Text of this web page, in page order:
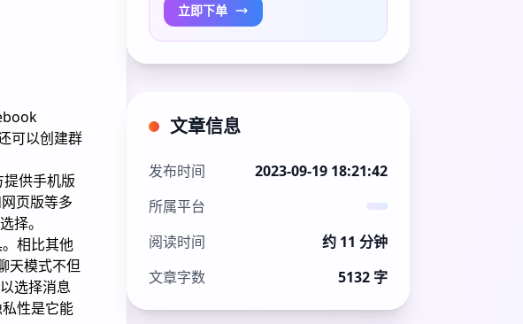
可以创建群
供手机版
页版等多
择。
相比其他
天模式不但
选择消息
性是它能
立即下单
文章信息
发布时间
2023-09-19 18:21:42
所属平台
阅读时间
约 11 分钟
文章字数
5132 字